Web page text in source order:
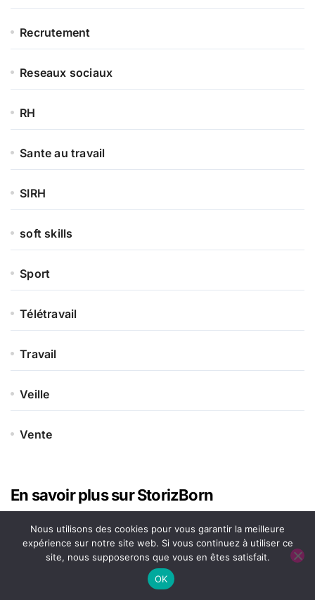
Recrutement
Reseaux sociaux
RH
Sante au travail
SIRH
soft skills
Sport
Télétravail
Travail
Veille
Vente
En savoir plus sur StorizBorn
Nous utilisons des cookies pour vous garantir la meilleure
expérience sur notre site web. Si vous continuez à utiliser ce
site, nous supposerons que vous en êtes satisfait.
OK